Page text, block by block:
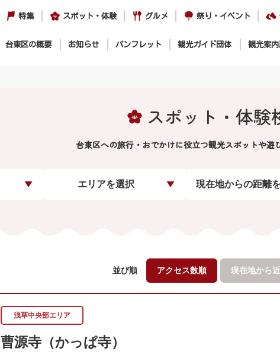
特集 スポット・体験 グルメ 祭り・イベント
台東区の概要 お知らせ パンフレット 観光ガイド団体 観光案
スポット・体験
台東区への旅行・おでかけに役立つ観光スポットや遊
エリアを選択 現在地からの距離
並び順 アクセス数順 現在地から
浅草中央部エリア
曹源寺（かっぱ寺）